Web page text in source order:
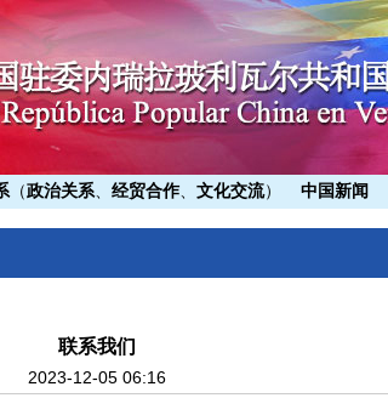
（政治关系、 经贸合作、 文化交流） 中国新闻
联系我们
2023-12-05 06:16